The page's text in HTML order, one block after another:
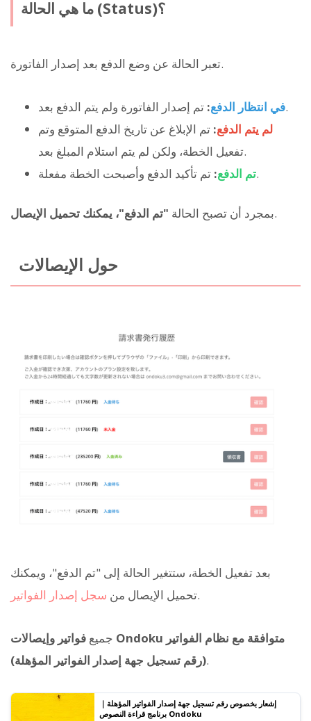
ما هي الحالة (Status)؟
تعبر الحالة عن وضع الدفع بعد إصدار الفاتورة.
في انتظار الدفع:
تم إصدار الفاتورة ولم يتم الدفع بعد.
لم يتم الدفع: تم الإبلاغ عن تاريخ الدفع المتوقع وتم
تفعيل الخطة، ولكن لم يتم استلام المبلغ بعد.
تم الدفع: تم تأكيد الدفع وأصبحت الخطة مفعلة.
بمجرد أن تصبح الحالة "تم الدفع"، يمكنك تحميل الإيصال .
حول الإيصالات
بعد تفعيل الخطة، ستتغير الحالة إلى "تم الدفع"، ويمكنك
تحميل الإيصال من سجل إصدار الفواتير .
جميع فواتير وإيصالات Ondoku متوافقة مع نظام الفواتير
(رقم تسجيل جهة إصدار الفواتير المؤهلة).
إشعار بخصوص رقم تسجيل جهة إصدار الفواتير المؤهلة｜
برنامج قراءة النصوص Ondoku